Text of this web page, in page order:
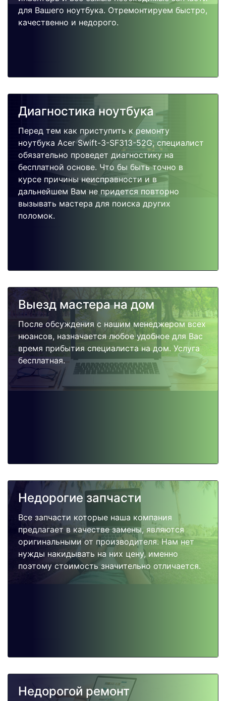
для Вашего ноутбука. Отремонтируем быстро,
качественно и недорого.
Диагностика ноутбука
Перед тем как приступить к ремонту
ноутбука Acer Swift-3-SF313-52G, специалист
обязательно проведет диагностику на
бесплатной основе. Что бы быть точно в
курсе причины неисправности и в
дальнейшем Вам не придется повторно
вызывать мастера для поиска других
поломок.
Выезд мастера на дом
После обсуждения с нашим менеджером всех
нюансов, назначается любое удобное для Вас
время прибытия специалиста на дом. Услуга
бесплатная.
Недорогие запчасти
Все запчасти которые наша компания
предлагает в качестве замены, являются
оригинальными от производителя. Нам нет
нужды накидывать на них цену, именно
поэтому стоимость значительно отличается.
Недорогой ремонт